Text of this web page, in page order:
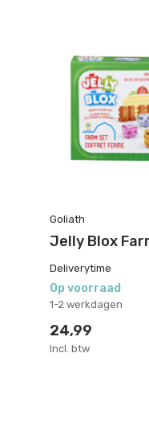
Goliath
Jelly Blox
Deliverytime
Op voorraad
1-2 werkdagen
24,99
Incl. btw